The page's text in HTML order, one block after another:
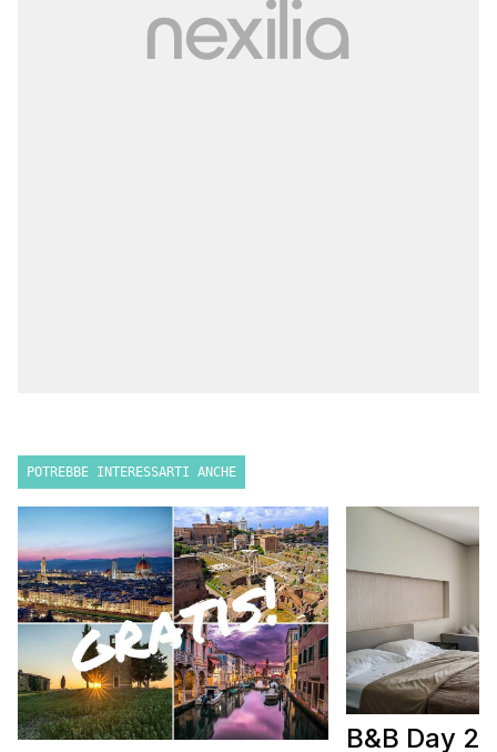
POTREBBE INTERESSARTI ANCHE
B&B Day